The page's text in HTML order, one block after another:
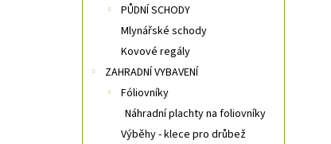
PŮDNÍ SCHODY
Mlynářské schody
Kovové regály
ZAHRADNÍ VYBAVENÍ
Fóliovníky
Náhradní plachty na foliovníky
Výběhy - klece pro drůbež